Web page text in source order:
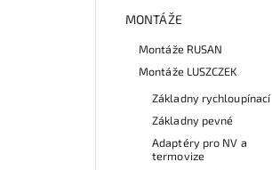
MONTÁŽE
Montáže RUSAN
Montáže LUSZCZEK
Základny rychloupínací
Základny pevné
Adaptéry pro NV a
termovize